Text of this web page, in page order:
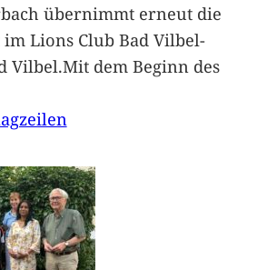
übernimmt erneut die
Lions Club Bad Vilbel-
Vilbel.Mit dem Beginn des